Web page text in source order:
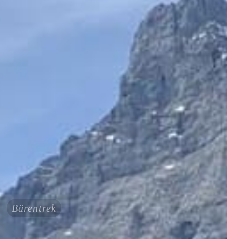
Bärentrek